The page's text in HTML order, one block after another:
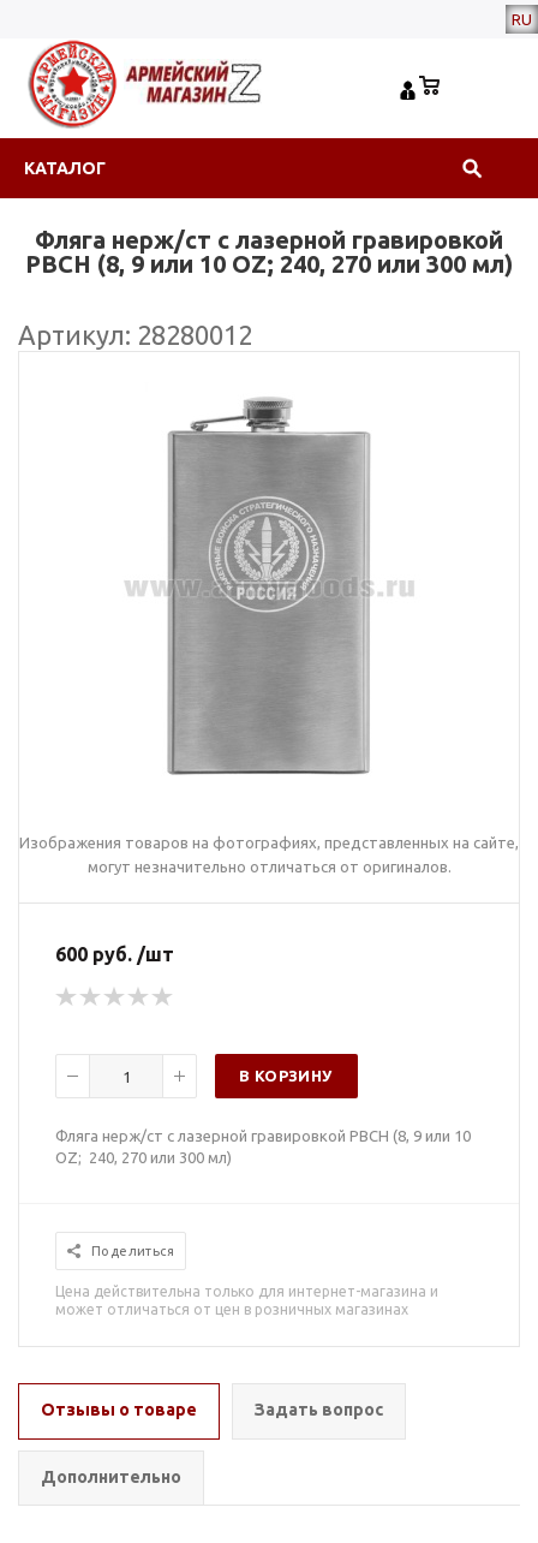
RU
КАТАЛОГ
Фляга нерж/ст с лазерной гравировкой
РВСН (8, 9 или 10 OZ; 240, 270 или 300 мл)
Артикул: 28280012
Изображения товаров на фотографиях, представленных на сайте,
могут незначительно отличаться от оригиналов.
600 руб. /шт
В КОРЗИНУ
Фляга нерж/ст с лазерной гравировкой РВСН (8, 9 или 10
OZ; 240, 270 или 300 мл)
Поделиться
Цена действительна только для интернет-магазина и
может отличаться от цен в розничных магазинах
Отзывы о товаре Задать вопрос
Дополнительно